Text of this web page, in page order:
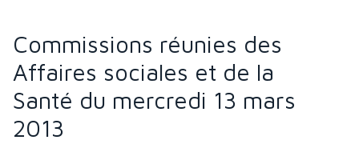
Commissions réunies des
Affaires sociales et de la
Santé du mercredi 13 mars
2013